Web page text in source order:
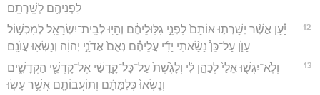
לִפְנֵיהֶ֖ם לְשָֽׁרְתָֽם׃
12
יַ֗עַן אֲשֶׁ֨ר יְשָׁרְת֤וּ אוֹתָם֙ לִפְנֵ֣י גִלּֽוּלֵיהֶ֔ם וְהָי֥וּ לְבֵֽית־יִשְׂרָאֵ֖ל לְמִכְשׁ֣וֹל
עָוֺ֑ן עַל־כֵּן֩ נָשָׂ֨אתִי יָדִ֜י עֲלֵיהֶ֗ם נְאֻם֙ אֲדֹנָ֣י יְהוִ֔ה וְנָשְׂא֖וּ עֲוֺנָֽם׃
13
וְלֹֽא־יִגְּשׁ֤וּ אֵלַי֙ לְכַהֵ֣ן לִ֔י וְלָגֶ֙שֶׁת֙ עַל־כָּל־קָ֣דָשַׁ֔י אֶל־קָדְשֵׁ֖י הַקְּדָשִׁ֑ים
וְנָֽשְׂאוּ֙ כְּלִמָּתָ֔ם וְתוֹעֲבוֹתָ֖ם אֲשֶׁ֥ר עָשֽׂוּ׃